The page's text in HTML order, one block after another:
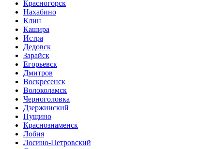
Красногорск
Нахабино
Клин
Кашира
Истра
Дедовск
Зарайск
Егорьевск
Дмитров
Воскресенск
Волоколамск
Черноголовка
Дзержинский
Пущино
Краснознаменск
Лобня
Лосино-Петровский